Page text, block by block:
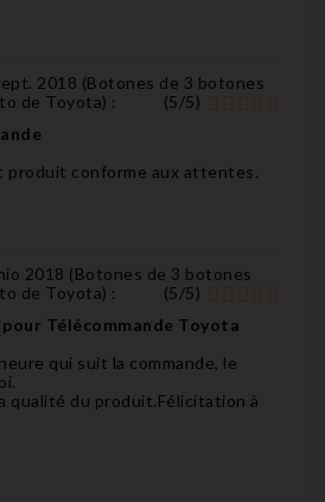
2018 (Botones de 3 botones
de Toyota) : (5/5)
produit conforme aux attentes.
2018 (Botones de 3 botones
de Toyota) : (5/5)
Télécommande Toyota
qui suit la commande, le
qualité du produit.Félicitation à